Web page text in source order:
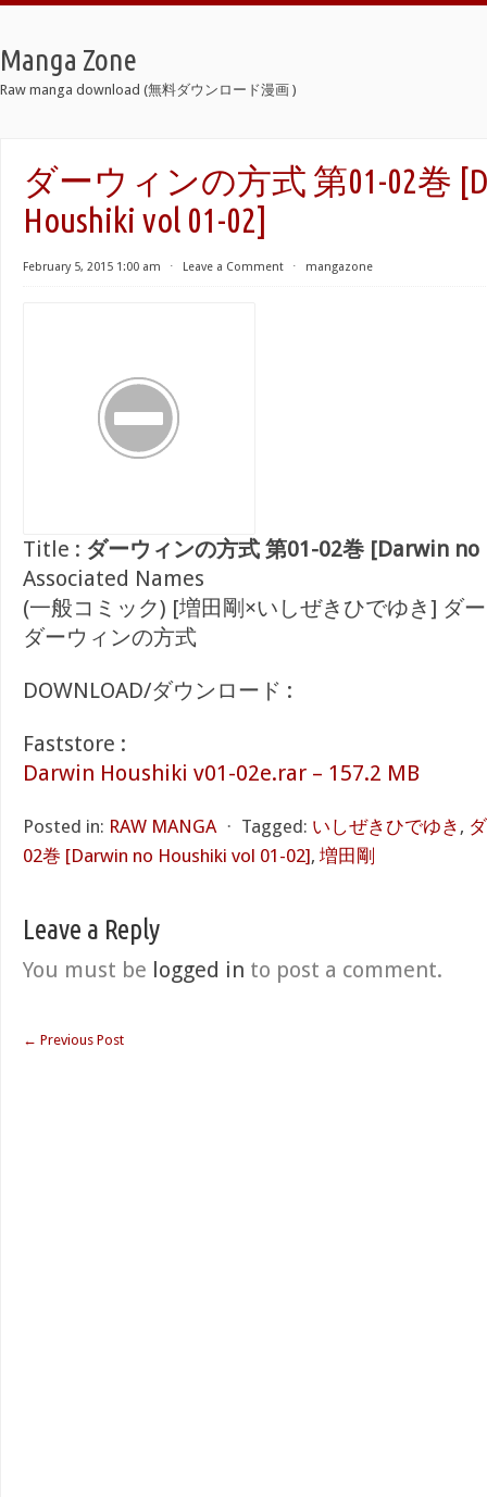
Manga Zone
Raw manga download (無料ダウンロード漫画 )
ダーウィンの方式 第01-02巻
Houshiki vol 01-02]
February 5, 2015 1:00 am ⋅ Leave a Comment ⋅ mangazone
Title : ダーウィンの方式 第01-02巻 [Darwin
Associated Names
(一般コミック) [増田剛×いしぜきひでゆき] ダ
ダーウィンの方式
DOWNLOAD/ダウンロード :
Faststore :
Darwin Houshiki v01-02e.rar – 157.2 MB
Posted in: RAW MANGA ⋅ Tagged: いしぜきひでゆき ,
02巻 [Darwin no Houshiki vol 01-02], 増田剛
Leave a Reply
You must be logged in to post a comment.
← Previous Post